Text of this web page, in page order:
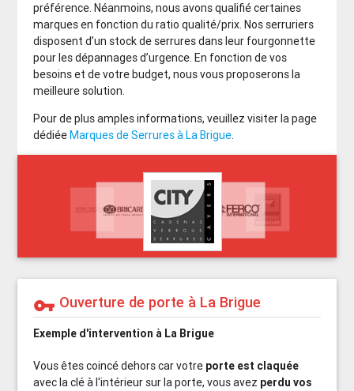
préférence. Néanmoins, nous avons qualifié certaines
marques en fonction du ratio qualité/prix. Nos serruriers
disposent d’un stock de serrures dans leur fourgonnette
pour les dépannages d’urgence. En fonction de vos
besoins et de votre budget, nous vous proposerons la
meilleure solution.
Pour de plus amples informations, veuillez visiter la page
dédiée Marques de Serrures à La Brigue.
vpn_key Ouverture de porte à La Brigue
Exemple d'intervention à La Brigue
Vous êtes coincé dehors car votre porte est claquée
avec la clé à l'intérieur sur la porte, vous avez perdu vos